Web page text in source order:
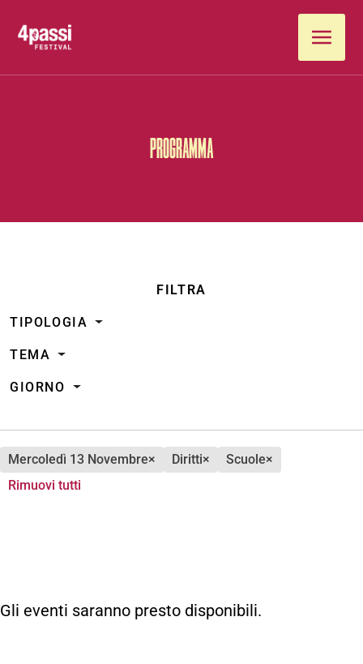
PROGRAMMA
FILTRA
TIPOLOGIA
TEMA
GIORNO
mercoledì 13 Novembre× diritti× scuole×
Rimuovi tutti
Gli eventi saranno presto disponibili.